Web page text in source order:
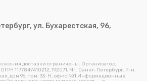
доставки ограничены. Организатор,
1177847410212, 192071, Мг. Санкт-Петербург, Р-н.
дом 96, пом. 33-Н , офис №1 Информационные
ул. Бухарестская, 96,